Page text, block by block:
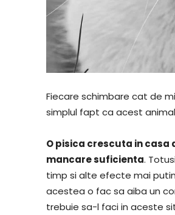
Fiecare schimbare cat de
simplul fapt ca acest
O pisica crescuta in
mancare suficienta.
timp si alte efecte mai
acestea o fac sa aiba un
trebuie sa-l faci in aceste